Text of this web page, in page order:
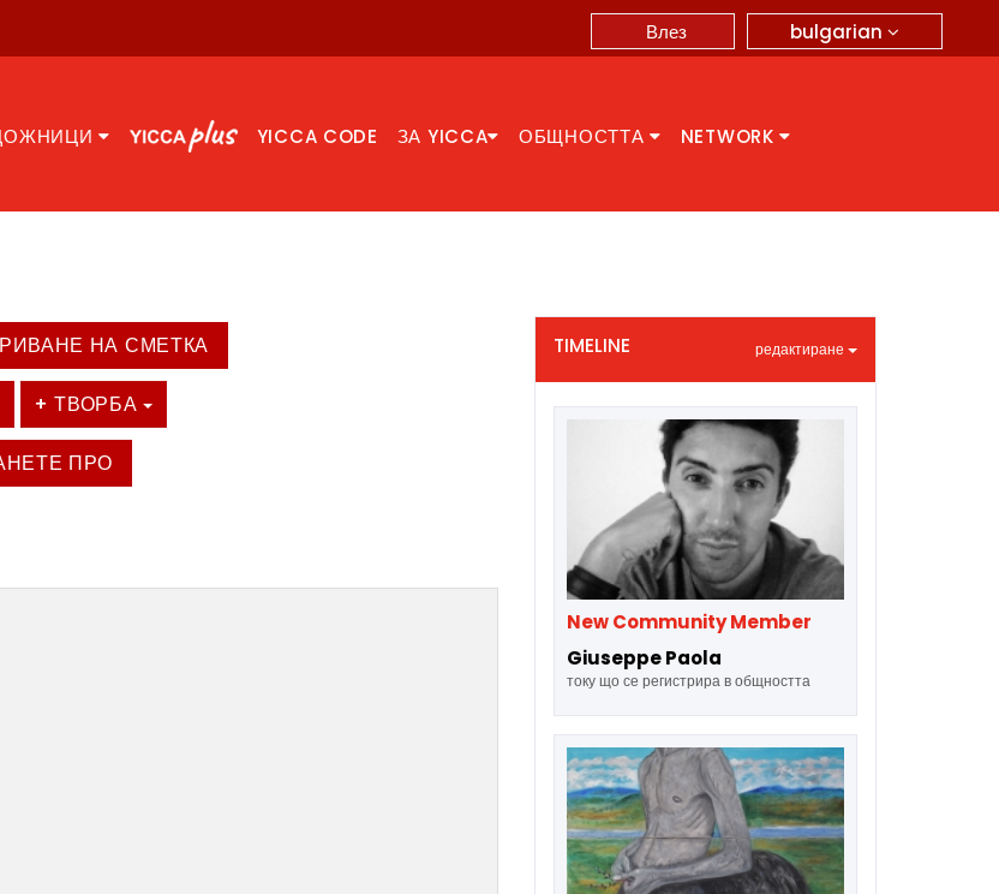
bulgarian
Влез
YICCA CODE ЗА YICCA ОБЩНОСТТА NETWORK
НА СМЕТКА
+ ТВОРБА
ПРО
TIMELINE редактиране
New Community Member
Giuseppe Paola
току що се регистрира в общността